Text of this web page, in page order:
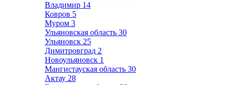
Владимир 14
Ковров 5
Муром 3
Ульяновская область 30
Ульяновск 25
Димитровград 2
Новоульяновск 1
Мангистауская область 30
Актау 28